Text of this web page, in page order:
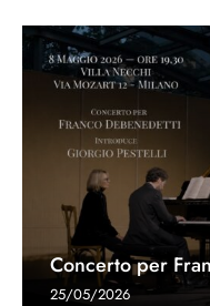
Concerto per
25/05/2026